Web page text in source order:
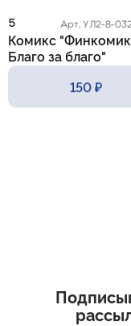
5 Арт. УЛ2-8-
Комикс
Благо за благо"
150 ₽